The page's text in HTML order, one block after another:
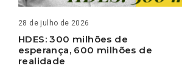
28 de julho de 2026
HDES: 300 milhões de
esperança, 600 milhões de
realidade